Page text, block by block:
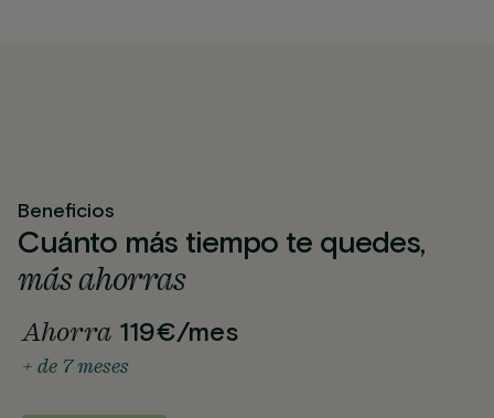
Beneficios
Cuánto más tiempo te quedes,
más ahorras
Ahorra 119€/mes
+ de 7 meses